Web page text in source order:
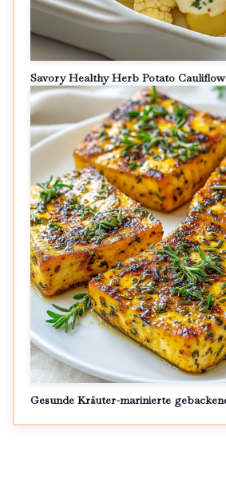
Savory Healthy Herb Potato
Gesunde Kräuter-marinierte